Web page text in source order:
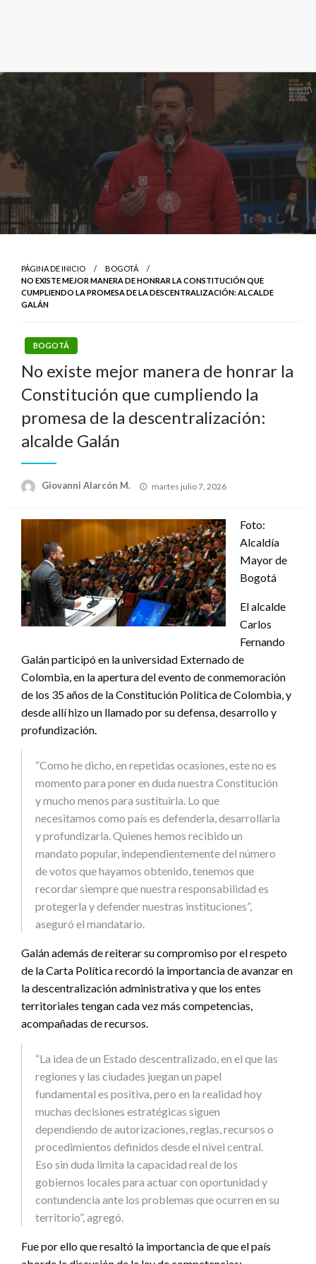
PÁGINA DE INICIO
BOGOTÁ
NO EXISTE MEJOR MANERA DE HONRAR LA CONSTITUCIÓN QUE
CUMPLIENDO LA PROMESA DE LA DESCENTRALIZACIÓN: ALCALDE
GALÁN
BOGOTÁ
No existe mejor manera de honrar la
Constitución que cumpliendo la
promesa de la descentralización:
alcalde Galán
Giovanni Alarcón M.
Publicado
martes julio 7, 2026
Foto:
Alcaldía
Mayor de
Bogotá
El alcalde
Carlos
Fernando
Galán participó en la universidad Externado de
Colombia, en la apertura del evento de conmemoración
de los 35 años de la Constitución Política de Colombia, y
desde allí hizo un llamado por su defensa, desarrollo y
profundización.
“Como he dicho, en repetidas ocasiones, este no es
momento para poner en duda nuestra Constitución
y mucho menos para sustituirla. Lo que
necesitamos como país es defenderla, desarrollarla
y profundizarla. Quienes hemos recibido un
mandato popular, independientemente del número
de votos que hayamos obtenido, tenemos que
recordar siempre que nuestra responsabilidad es
protegerla y defender nuestras instituciones”,
aseguró el mandatario.
Galán además de reiterar su compromiso por el respeto
de la Carta Política recordó la importancia de avanzar en
la descentralización administrativa y que los entes
territoriales tengan cada vez más competencias,
acompañadas de recursos.
“La idea de un Estado descentralizado, en el que las
regiones y las ciudades juegan un papel
fundamental es positiva, pero en la realidad hoy
muchas decisiones estratégicas siguen
dependiendo de autorizaciones, reglas, recursos o
procedimientos definidos desde el nivel central.
Eso sin duda limita la capacidad real de los
gobiernos locales para actuar con oportunidad y
contundencia ante los problemas que ocurren en su
territorio”, agregó.
Fue por ello que resaltó la importancia de que el país